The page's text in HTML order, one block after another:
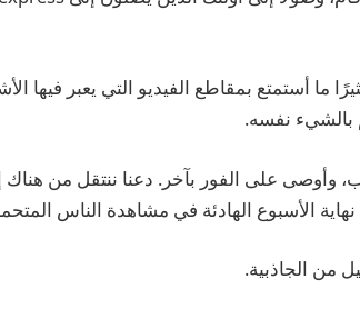
ما أستمتع بمقاطع الفيديو التي يعبر
بالشيء نفسه.
وأوصى على الفور بآخر. دعنا ننتقل من
الأسبوع الهادئة في مشاهدة الناس
من الجاذبية.